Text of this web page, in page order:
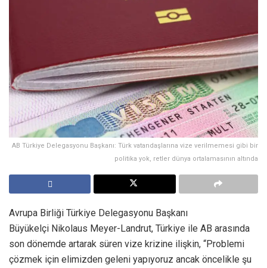
AB Türkiye Delegasyonu Başkanı: Türk vatandaşlarına vize verilmemesi gibi bir
politika yok, retler dünya ortalamasının altında
Avrupa Birliği Türkiye Delegasyonu Başkanı
Büyükelçi Nikolaus Meyer-Landrut, Türkiye ile AB arasında
son dönemde artarak süren vize krizine ilişkin, “Problemi
çözmek için elimizden geleni yapıyoruz ancak öncelikle şu